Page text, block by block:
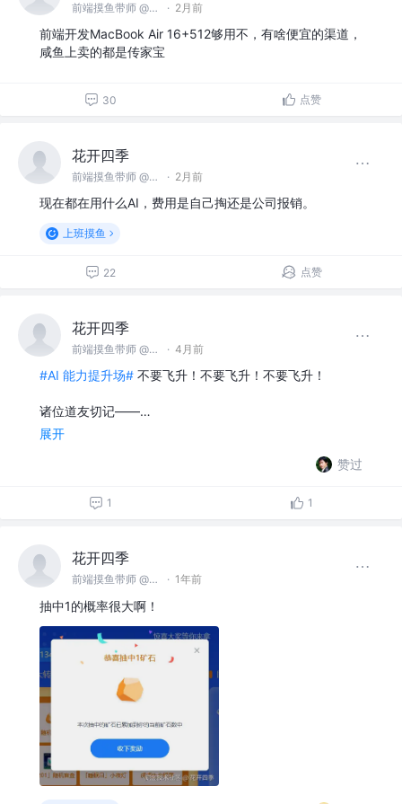
前端摸鱼带师 @名不见经传沙雕公司 · 2月前
前端开发MacBook Air 16+512够用不，有啥便宜的渠道，
咸鱼上卖的都是传家宝
30 点赞
花开四季
前端摸鱼带师 @名不见经传沙雕公司 · 2月前
现在都在用什么AI，费用是自己掏还是公司报销。
上班摸鱼
22 点赞
花开四季
前端摸鱼带师 @名不见经传沙雕公司 · 4月前
#AI 能力提升场# 不要飞升！不要飞升！不要飞升！
诸位道友切记——…
展开
赞过
1 1
花开四季
前端摸鱼带师 @名不见经传沙雕公司 · 1年前
抽中1的概率很大啊！